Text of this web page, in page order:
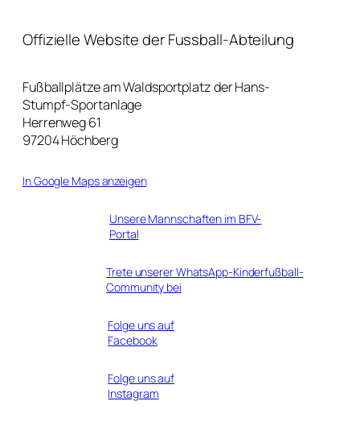
Offizielle Website der Fussball-Abteilung
Fußballplätze am Waldsportplatz der Hans-
Stumpf-Sportanlage
Herrenweg 61
97204 Höchberg
In Google Maps anzeigen
Unsere Mannschaften im BFV-
Portal
Trete unserer WhatsApp-Kinderfußball-
Community bei
Folge uns auf
Facebook
Folge uns auf
Instagram